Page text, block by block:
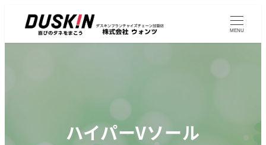
MENU
ハイパーVソール